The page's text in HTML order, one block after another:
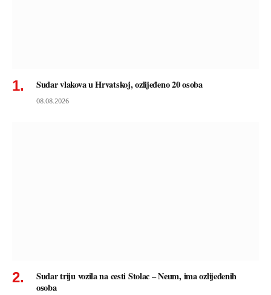
Sudar vlakova u Hrvatskoj, ozlijeđeno 20 osoba
08.08.2026
Sudar triju vozila na cesti Stolac – Neum, ima ozlijeđenih
osoba